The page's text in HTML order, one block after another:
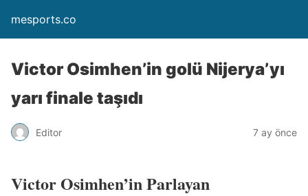
mesports.co
Victor Osimhen’in golü Nijerya’yı
yarı finale taşıdı
Editor 7 ay önce
Victor Osimhen’in Parlayan